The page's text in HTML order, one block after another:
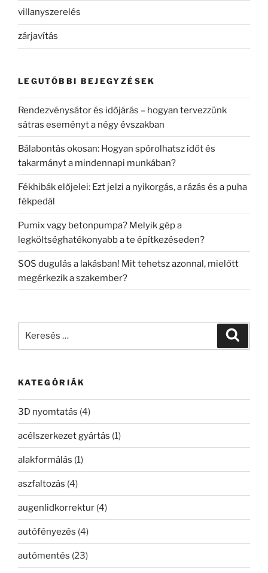
villanyszerelés
zárjavítás
LEGUTÓBBI BEJEGYZÉSEK
Rendezvénysátor és időjárás – hogyan tervezzünk
sátras eseményt a négy évszakban
Bálabontás okosan: Hogyan spórolhatsz időt és
takarmányt a mindennapi munkában?
Fékhibák előjelei: Ezt jelzi a nyikorgás, a rázás és a puha
fékpedál
Pumix vagy betonpumpa? Melyik gép a
legköltséghatékonyabb a te építkezéseden?
SOS dugulás a lakásban! Mit tehetsz azonnal, mielőtt
megérkezik a szakember?
KATEGÓRIÁK
3D nyomtatás (4)
acélszerkezet gyártás (1)
alakformálás (1)
aszfaltozás (4)
augenlidkorrektur (4)
autófényezés (4)
autómentés (23)